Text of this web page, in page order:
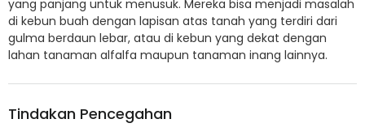
yang panjang untuk menusuk. Mereka bisa menjadi masalah
di kebun buah dengan lapisan atas tanah yang terdiri dari
gulma berdaun lebar, atau di kebun yang dekat dengan
lahan tanaman alfalfa maupun tanaman inang lainnya.
Tindakan Pencegahan